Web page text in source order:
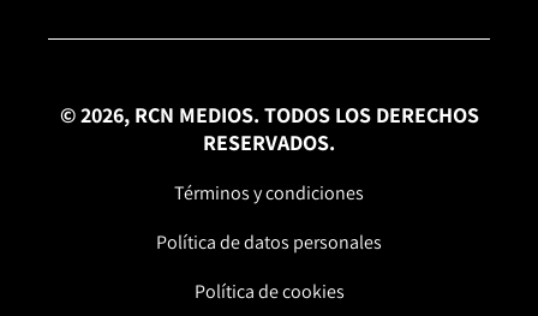
© 2026, RCN MEDIOS. TODOS LOS DERECHOS
RESERVADOS.
Términos y condiciones
Política de datos personales
Política de cookies